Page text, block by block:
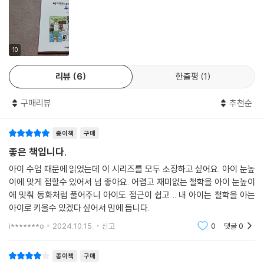
10
리뷰 6 한줄평 1
구매리뷰 추천순
종이책 구매
좋은 책입니다.
아이 수업 때문에 읽었는데 이 시리즈를 모두 소장하고 싶어요. 아이 눈높
이에 맞게 접할수 있어서 넘 좋아요. 어렵고 재미없는 철학을 아이 눈높이
에 맞춰 동화처럼 풀어주니 아이도 접근이 쉽고 .. 내 아이는 철학을 아는
아이로 키울수 있겠다 싶어서 맘에 듭니다.
i*******o 2024.10.15. 신고 0 댓글0
종이책 구매